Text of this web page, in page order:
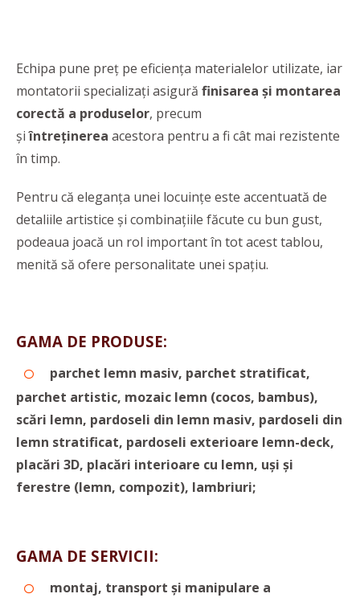
Echipa pune preț pe eficiența materialelor utilizate, iar
montatorii specializați asigură finisarea și montarea
corectă a produselor, precum
șiîntreținerea acestora pentru a fi cât mai rezistente
în timp.
Pentru că eleganța unei locuințe este accentuată de
detaliile artistice și combinațiile făcute cu bun gust,
podeaua joacă un rol important în tot acest tablou,
menită să ofere personalitate unei spaţiu.
GAMA DE PRODUSE:
parchet lemn masiv, parchet stratificat,
parchet artistic, mozaic lemn (cocos, bambus),
scări lemn, pardoseli din lemn masiv, pardoseli din
lemn stratificat, pardoseli exterioare lemn-deck,
placări 3D, placări interioare cu lemn, uşi şi
ferestre (lemn, compozit), lambriuri;
GAMA DE SERVICII:
montaj, transport şi manipulare a